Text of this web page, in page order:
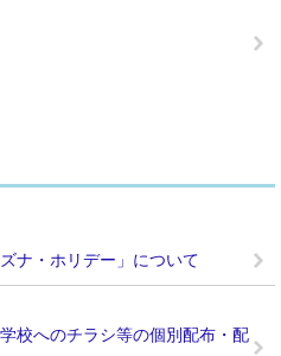
ナ・ホリデー」について
校へのチラシ等の個別配布・配